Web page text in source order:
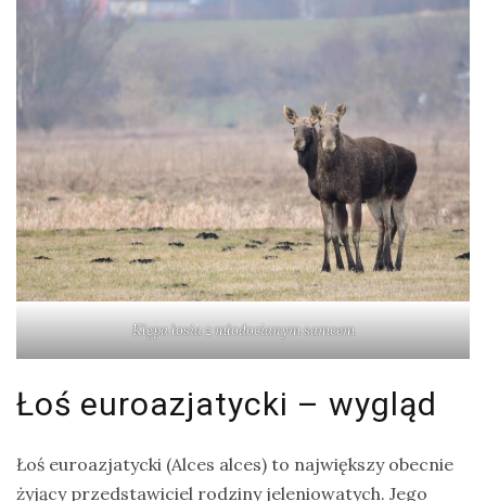
Klępa łosia z młodocianym samcem
Łoś euroazjatycki – wygląd
Łoś euroazjatycki (Alces alces) to największy obecnie
żyjący przedstawiciel rodziny jeleniowatych. Jego
Modraszka
żółto-
symbol
waleczności
KATEGORIE
Ochrona
Poradnik